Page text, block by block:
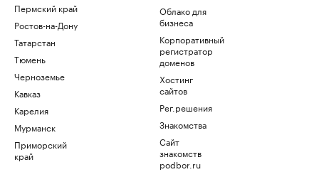
Пермский край
Ростов-на-Дону
Татарстан
Тюмень
Черноземье
Кавказ
Карелия
Мурманск
Приморский
край
Облако для
бизнеса
Корпоративный
регистратор
доменов
Хостинг
сайтов
Рег.решения
Знакомства
Сайт
знакомств
podbor.ru